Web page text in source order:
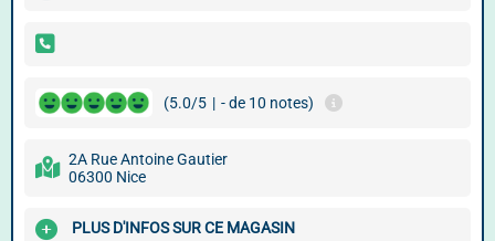
(5.0/5 | - de 10 notes)
2A Rue Antoine Gautier
06300 Nice
PLUS D'INFOS SUR CE MAGASIN